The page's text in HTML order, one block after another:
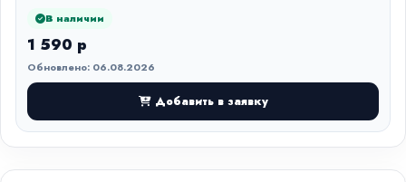
В наличии
1 590 р
Обновлено: 06.08.2026
Добавить в заявку